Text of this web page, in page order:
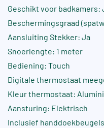
Geschikt voor badkamers:
Beschermingsgraad
Aansluiting Stekker: Ja
Snoerlengte: 1 meter
Bediening: Touch
Digitale thermostaat
Kleur thermostaat:
Aansturing: Elektrisch
Inclusief